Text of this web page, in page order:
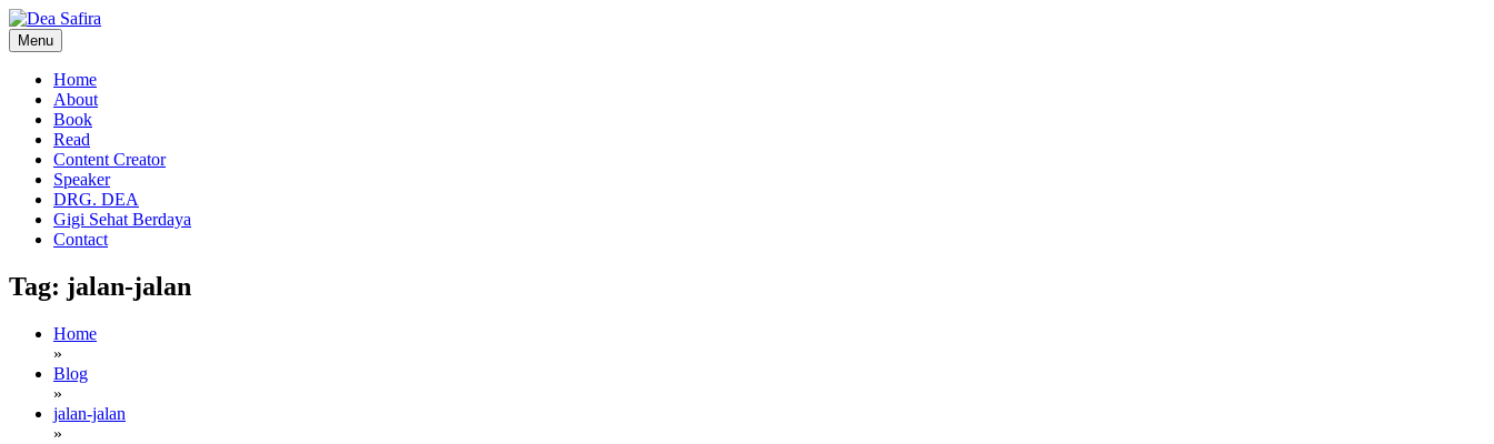
Skip
to
content
Menu
Home
About
Book
Read
Content Creator
Speaker
DRG. DEA
Gigi Sehat Berdaya
Contact
Tag: jalan-jalan
Home
»
Blog
»
jalan-jalan
»